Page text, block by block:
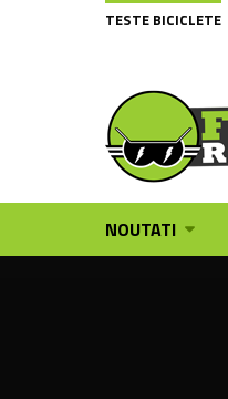
TESTE BICICLETE
NOUTATI